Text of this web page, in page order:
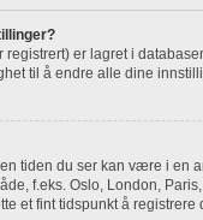
er lagret i
til å endre alle dine
tiden du ser kan være i en
f.eks. Oslo, London,
et fint tidspunkt å registrere